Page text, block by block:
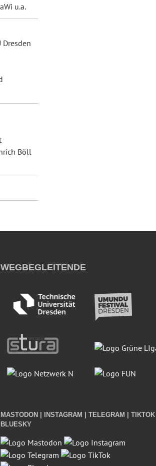
u.a.
Dresden
Böll
WEGBEGLEITENDE
MASTODON | INSTAGRAM | TELEGRAM | TIKTOK |
BLUESKY